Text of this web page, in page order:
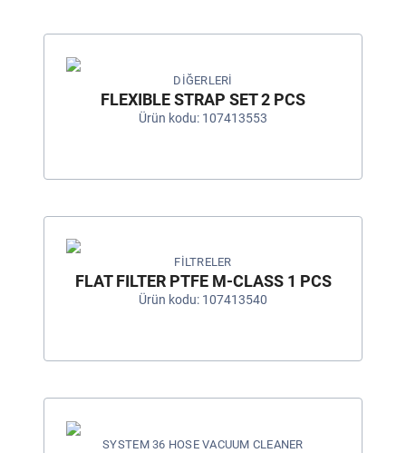
DIĞERLERI
FLEXIBLE STRAP SET 2 PCS
Ürün kodu: 107413553
FILTRELER
FLAT FILTER PTFE M-CLASS 1 PCS
Ürün kodu: 107413540
SYSTEM 36 HOSE VACUUM CLEANER